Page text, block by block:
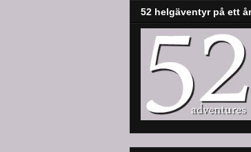
52 helgäventyr på ett år